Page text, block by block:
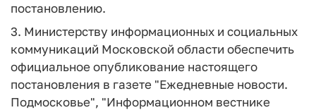
постановлению.
3. Министерству информационных и социальных
коммуникаций Московской области обеспечить
официальное опубликование настоящего
постановления в газете "Ежедневные новости.
Подмосковье", "Информационном вестнике